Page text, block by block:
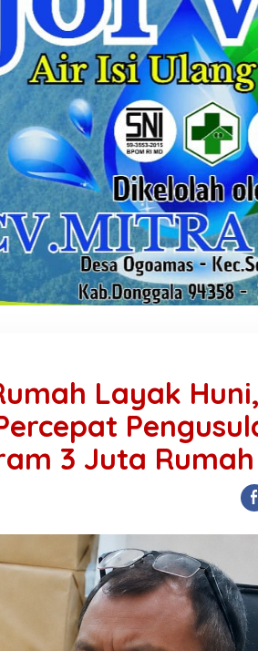
Layak Huni,
3 Juta Rumah